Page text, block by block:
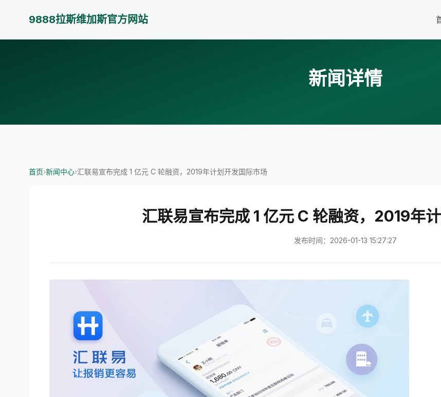
9888拉斯维加斯官方网站
新闻详情
首页›新闻中心›汇联易宣布完成 1 亿元 C 轮融资，2019年计划开发国际市场
汇联易宣布完成 1 亿元 C 轮融资，2019年
发布时间：2026-01-13 15:27:27